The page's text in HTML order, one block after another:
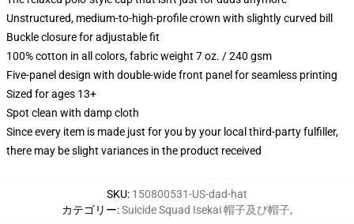
Unstructured, medium-to-high-profile crown with slightly curved bill
Buckle closure for adjustable fit
100% cotton in all colors, fabric weight 7 oz. / 240 gsm
Five-panel design with double-wide front panel for seamless printing
Sized for ages 13+
Spot clean with damp cloth
Since every item is made just for you by your local third-party fulfiller,
there may be slight variances in the product received
SKU: 150800531-US-dad-hat
カテゴリー:Suicide Squad Isekai 帽子及び帽子,